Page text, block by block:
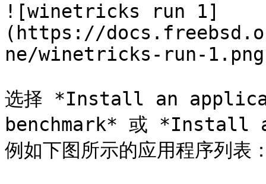
![winetricks run 1]
(https://
ne/winetricks-run-
选择 *Install an
benchmark* 或 *Install a
例如下图所示的应用程序列表